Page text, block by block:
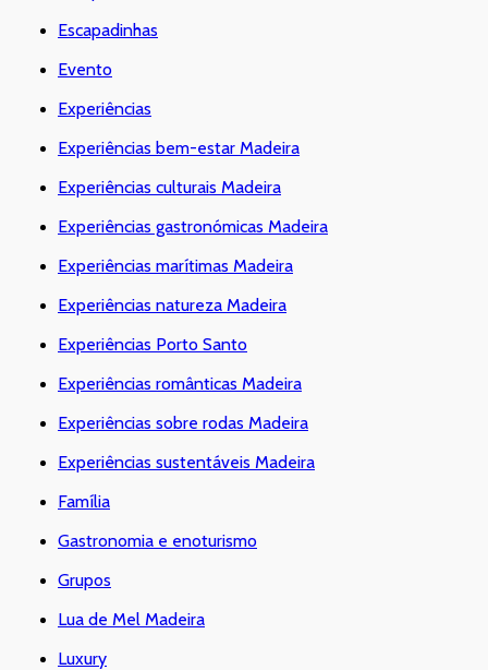
Escapadinhas
Evento
Experiências
Experiências bem-estar Madeira
Experiências culturais Madeira
Experiências gastronómicas Madeira
Experiências marítimas Madeira
Experiências natureza Madeira
Experiências Porto Santo
Experiências românticas Madeira
Experiências sobre rodas Madeira
Experiências sustentáveis Madeira
Família
Gastronomia e enoturismo
Grupos
Lua de Mel Madeira
Luxury